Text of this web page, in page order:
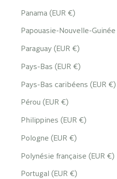
Panama (EUR €)
Papouasie-Nouvelle-Guinée
Paraguay (EUR €)
Pays-Bas (EUR €)
Pays-Bas caribéens (EUR €)
Pérou (EUR €)
Philippines (EUR €)
Pologne (EUR €)
Polynésie française (EUR €)
Portugal (EUR €)